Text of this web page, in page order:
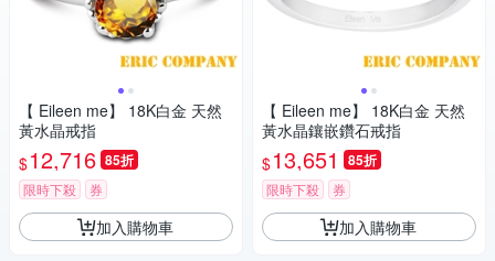
【 Eileen me】 18K白金 天然
黃水晶戒指
$12,716 85折
限時下殺 券
加入購物車
【 Eileen me】 18K白金 天然
黃水晶鑲嵌鑽石戒指
$13,651 85折
限時下殺 券
加入購物車